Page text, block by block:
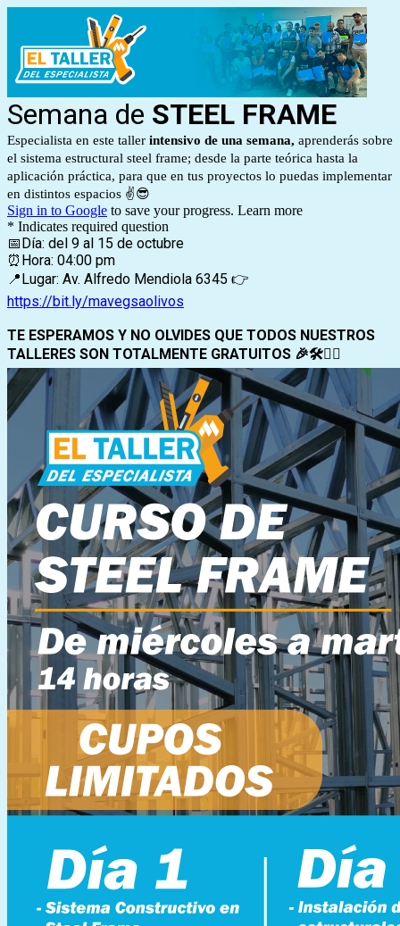
Semana de STEEL FRAME
Especialista en este taller intensivo de una semana, aprenderás sobre
el sistema estructural steel frame; desde la parte teórica hasta la
aplicación práctica, para que en tus proyectos lo puedas implementar
en distintos espacios ✌️😎
Sign in to Google to save your progress. Learn more
* Indicates required question
📅Día: del 9 al 15 de octubre
⏰Hora: 04:00 pm
📍Lugar: Av. Alfredo Mendiola 6345 👉
https://bit.ly/mavegsaolivos
TE ESPERAMOS Y NO OLVIDES QUE TODOS NUESTROS
TALLERES SON TOTALMENTE GRATUITOS 🎉🛠️👷‍♂️